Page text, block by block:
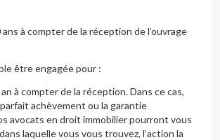
à compter de la réception de l’ouvrage
être engagée pour :
à compter de la réception. Dans ce cas,
achèvement ou la garantie
avocats en droit immobilier pourront vous
laquelle vous vous trouvez, l’action la